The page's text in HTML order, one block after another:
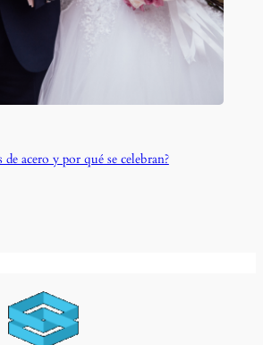
de acero y por qué se celebran?